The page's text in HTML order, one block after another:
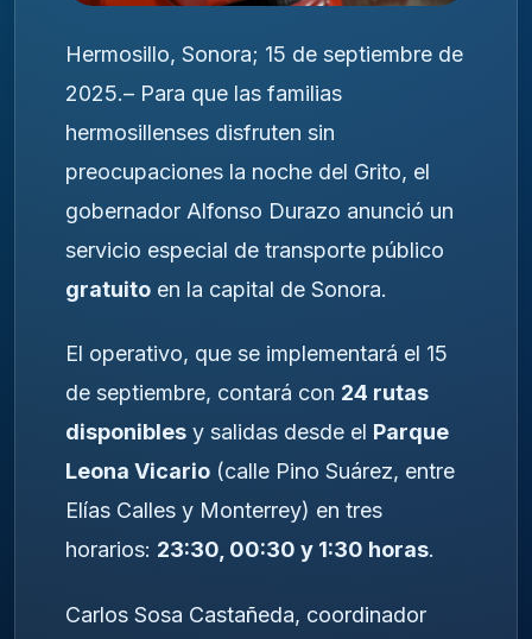
Hermosillo, Sonora; 15 de septiembre de
2025.– Para que las familias
hermosillenses disfruten sin
preocupaciones la noche del Grito, el
gobernador Alfonso Durazo anunció un
servicio especial de transporte público
gratuito en la capital de Sonora.
El operativo, que se implementará el 15
de septiembre, contará con 24 rutas
disponibles y salidas desde el Parque
Leona Vicario (calle Pino Suárez, entre
Elías Calles y Monterrey) en tres
horarios: 23:30, 00:30 y 1:30 horas.
Carlos Sosa Castañeda, coordinador